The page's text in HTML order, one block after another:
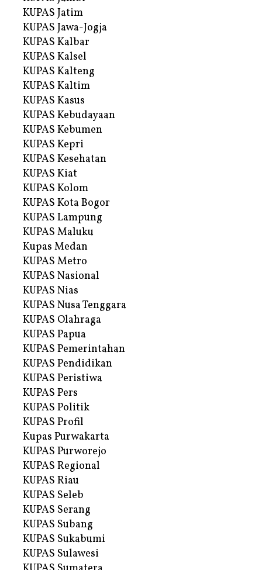
KUPAS Jatim
KUPAS Jawa-Jogja
KUPAS Kalbar
KUPAS Kalsel
KUPAS Kalteng
KUPAS Kaltim
KUPAS Kasus
KUPAS Kebudayaan
KUPAS Kebumen
KUPAS Kepri
KUPAS Kesehatan
KUPAS Kiat
KUPAS Kolom
KUPAS Kota Bogor
KUPAS Lampung
KUPAS Maluku
Kupas Medan
KUPAS Metro
KUPAS Nasional
KUPAS Nias
KUPAS Nusa Tenggara
KUPAS Olahraga
KUPAS Papua
KUPAS Pemerintahan
KUPAS Pendidikan
KUPAS Peristiwa
KUPAS Pers
KUPAS Politik
KUPAS Profil
Kupas Purwakarta
KUPAS Purworejo
KUPAS Regional
KUPAS Riau
KUPAS Seleb
KUPAS Serang
KUPAS Subang
KUPAS Sukabumi
KUPAS Sulawesi